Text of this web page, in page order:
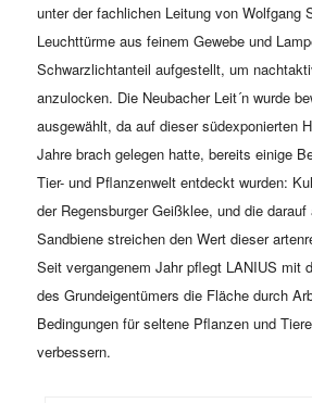
unter der fachlichen Leitung von Wolfgang
Leuchttürme aus feinem Gewebe und
Schwarzlichtanteil aufgestellt, um
anzulocken. Die Neubacher Leit´n wurde
ausgewählt, da auf dieser südexponierten
Jahre brach gelegen hatte, bereits einige
Tier- und Pflanzenwelt entdeckt wurden:
der Regensburger Geißklee, und die
Sandbiene streichen den Wert dieser
Seit vergangenem Jahr pflegt LANIUS mit
des Grundeigentümers die Fläche durch
Bedingungen für seltene Pflanzen und
verbessern.